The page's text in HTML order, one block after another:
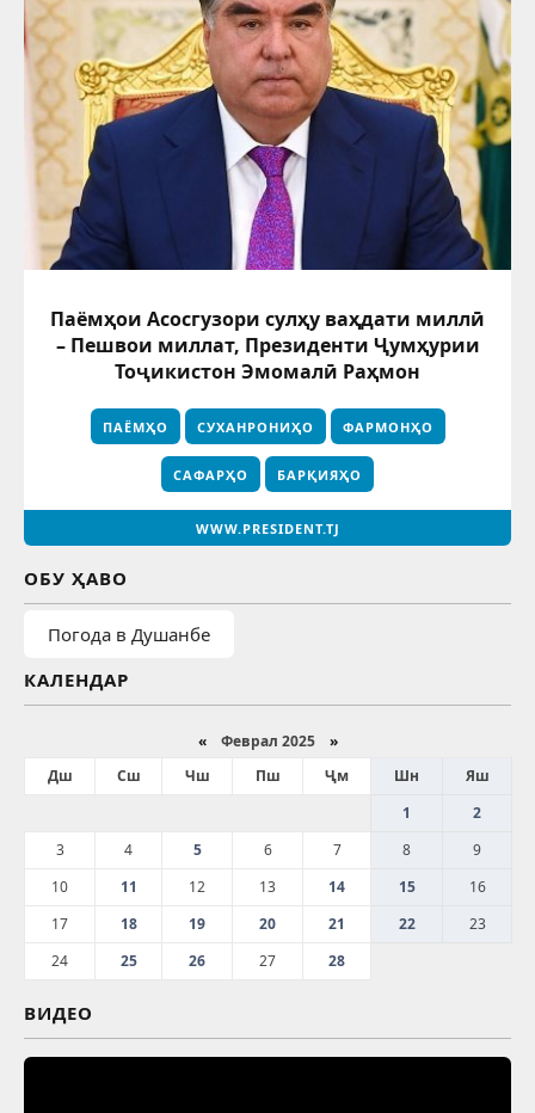
Паёмҳои Асосгузори сулҳу ваҳдати миллӣ
– Пешвои миллат, Президенти Ҷумҳурии
Тоҷикистон Эмомалӣ Раҳмон
ПАЁМҲО СУХАНРОНИҲО ФАРМОНҲО
САФАРҲО БАРҚИЯҲО
WWW.PRESIDENT.TJ
ОБУ ҲАВО
Погода в Душанбе
КАЛЕНДАР
«Феврал 2025 »
Дш
Сш Чш Пш Ҷм Шн
Яш
1
2
3
4 5 6 7 8
9
10
11 12 13 14 15
16
17
18 19 20 21 22
23
24
25 26 27 28
ВИДЕО